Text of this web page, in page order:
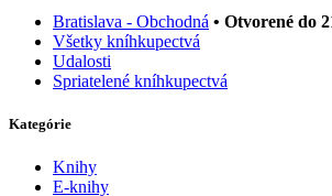
Bratislava - Obchodná • Otvorené do
Všetky kníhkupectvá
Udalosti
Spriatelené kníhkupectvá
Kategórie
Knihy
E-knihy